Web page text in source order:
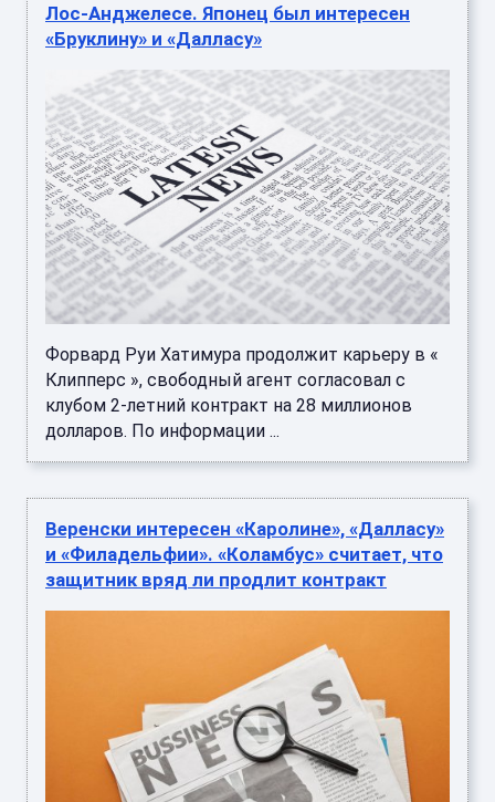
Лос-Анджелесе. Японец был интересен
«Бруклину» и «Далласу»
Форвард Руи Хатимура продолжит карьеру в «
Клипперс », свободный агент согласовал с
клубом 2-летний контракт на 28 миллионов
долларов. По информации ...
Веренски интересен «Каролине», «Далласу»
и «Филадельфии». «Коламбус» считает, что
защитник вряд ли продлит контракт